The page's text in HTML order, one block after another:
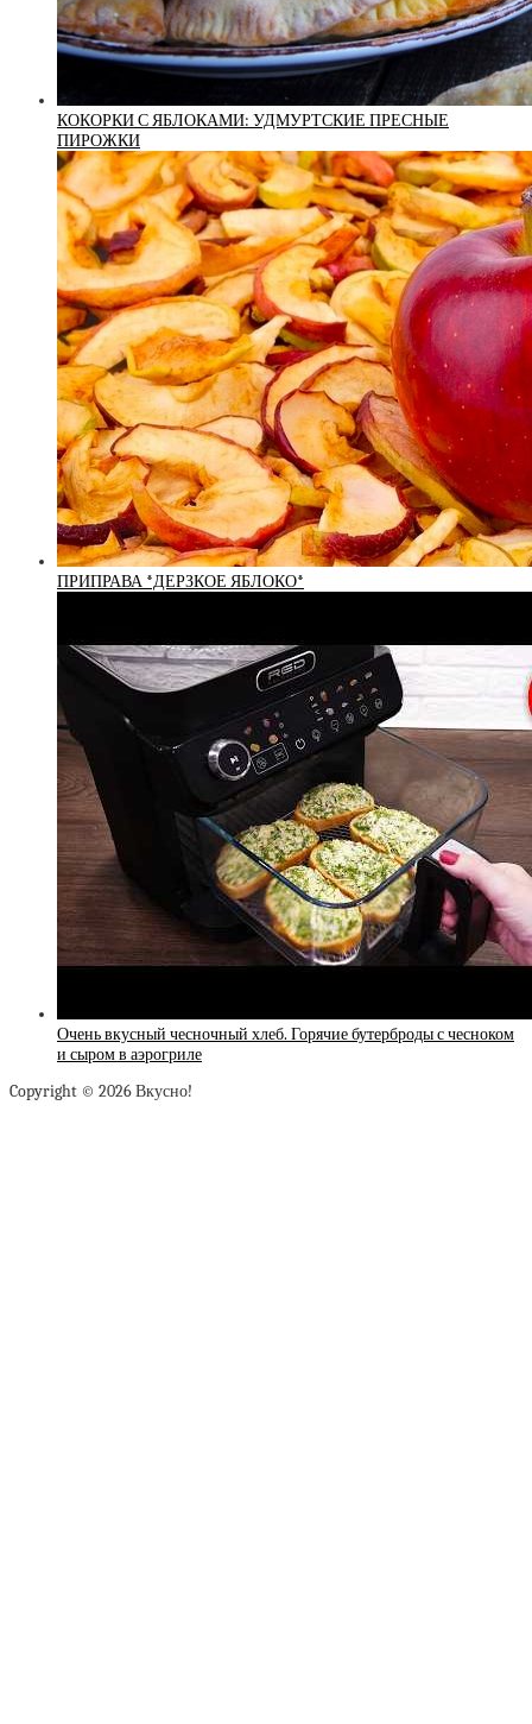
КОКОРКИ С ЯБЛОКАМИ: УДМУРТСКИЕ ПРЕСНЫЕ
ПИРОЖКИ
ПРИПРАВА *ДЕРЗКОЕ ЯБЛОКО*
Очень вкусный чесночный хлеб. Горячие бутерброды с чесноком
и сыром в аэрогриле
Copyright © 2026 Вкусно!